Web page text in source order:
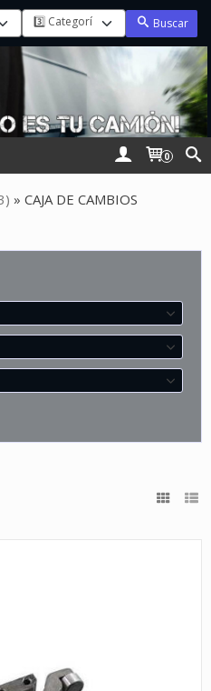
Buscar
0
» CAJA DE CAMBIOS